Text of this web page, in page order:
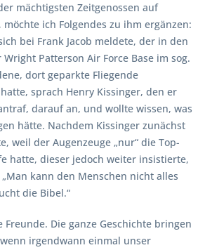
mächtigsten Zeitgenossen auf
ich Folgendes zu ihm ergänzen:
bei Frank Jacob meldete, der in den
Patterson Air Force Base im sog.
dort geparkte Fliegende
sprach Henry Kissinger, den er
darauf an, und wollte wissen, was
hätte. Nachdem Kissinger zunächst
weil der Augenzeuge „nur“ die Top-
hatte, dieser jedoch weiter insistierte,
kann den Menschen nicht alles
die Bibel.“
Freunde. Die ganze Geschichte bringen
irgendwann einmal unser